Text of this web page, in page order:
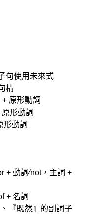
句使用未來式
構
原形動詞
形動詞
形動詞
+ 動詞∕not，主詞 +
+ 名詞
『既然』的副詞子